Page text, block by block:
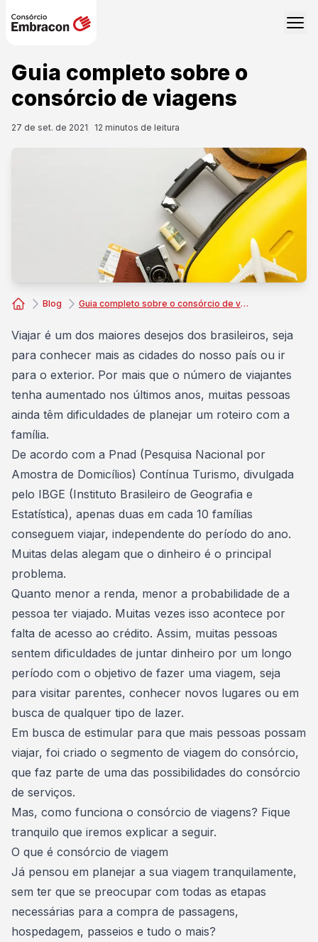
Guia completo sobre o
consórcio de viagens
27 de set. de 2021 12 minutos de leitura
Blog Guia completo sobre o consórcio de viagens
Viajar é um dos maiores desejos dos brasileiros, seja
para conhecer mais as cidades do nosso país ou ir
para o exterior. Por mais que o número de viajantes
tenha aumentado nos últimos anos, muitas pessoas
ainda têm dificuldades de planejar um roteiro com a
família.
De acordo com a Pnad (Pesquisa Nacional por
Amostra de Domicílios) Contínua Turismo, divulgada
pelo IBGE (Instituto Brasileiro de Geografia e
Estatística), apenas duas em cada 10 famílias
conseguem viajar, independente do período do ano.
Muitas delas alegam que o dinheiro é o principal
problema.
Quanto menor a renda, menor a probabilidade de a
pessoa ter viajado. Muitas vezes isso acontece por
falta de acesso ao crédito. Assim, muitas pessoas
sentem dificuldades de juntar dinheiro por um longo
período com o objetivo de fazer uma viagem, seja
para visitar parentes, conhecer novos lugares ou em
busca de qualquer tipo de lazer.
Em busca de estimular para que mais pessoas possam
viajar, foi criado o segmento de viagem do consórcio,
que faz parte de uma das possibilidades do consórcio
de serviços.
Mas, como funciona o consórcio de viagens? Fique
tranquilo que iremos explicar a seguir.
O que é consórcio de viagem
Já pensou em planejar a sua viagem tranquilamente,
sem ter que se preocupar com todas as etapas
necessárias para a compra de passagens,
hospedagem, passeios e tudo o mais?